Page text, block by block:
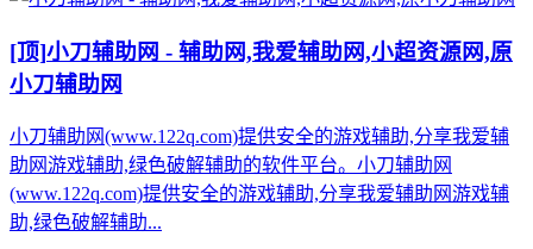
[顶]小刀辅助网 - 辅助网,我爱辅助网,小超资源网,原
小刀辅助网
小刀辅助网(www.122q.com)提供安全的游戏辅助,分享我爱辅
助网游戏辅助,绿色破解辅助的软件平台。小刀辅助网
(www.122q.com)提供安全的游戏辅助,分享我爱辅助网游戏辅
助,绿色破解辅助...